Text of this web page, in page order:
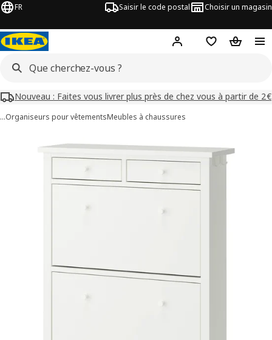
FR Saisir le code postal Choisir un magasin
Mon compteFavorisPanier
Nouveau : Faites vous livrer plus près de chez vous à partir de 2€
…Organiseurs pour vêtementsMeubles à chaussures
de GULLABERG